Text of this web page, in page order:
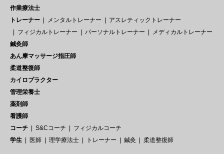
作業療法士
トレーナー
メンタルトレーナー
アスレティックトレーナー
フィジカルトレーナー
パーソナルトレーナー
メディカルトレーナー
鍼灸師
あん摩マッサージ指圧師
柔道整復師
カイロプラクター
管理栄養士
薬剤師
看護師
コーチ
S&Cコーチ
フィジカルコーチ
学生
医師 理学療法士 トレーナー 鍼灸 柔道整復師